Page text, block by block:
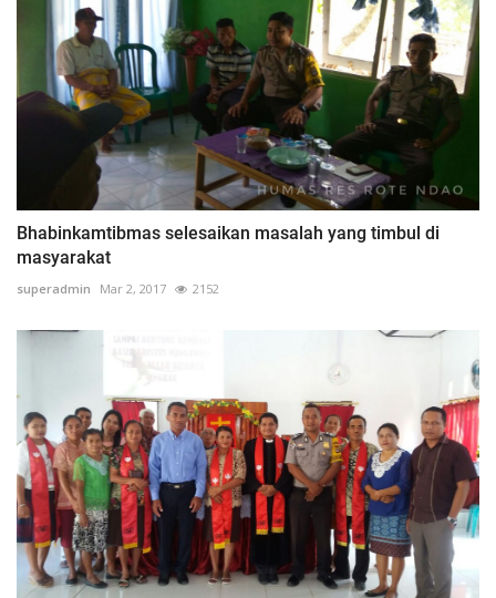
Bhabinkamtibmas selesaikan masalah yang timbul di
masyarakat
superadmin Mar 2, 2017 2152